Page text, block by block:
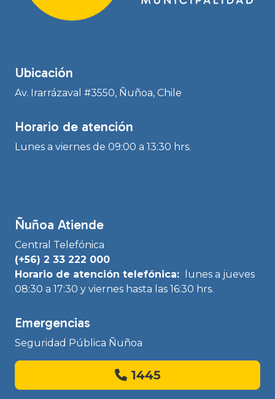
Ubicación
Av. Irarrázaval #3550, Ñuñoa, Chile
Horario de atención
Lunes a viernes de 09:00 a 13:30 hrs.
Ñuñoa Atiende
Central Telefónica
(+56) 2 33 222 000
Horario de atención telefónica:
lunes a jueves
08:30 a 17:30 y viernes hasta las 16:30 hrs.
Emergencias
Seguridad Pública Ñuñoa
1445